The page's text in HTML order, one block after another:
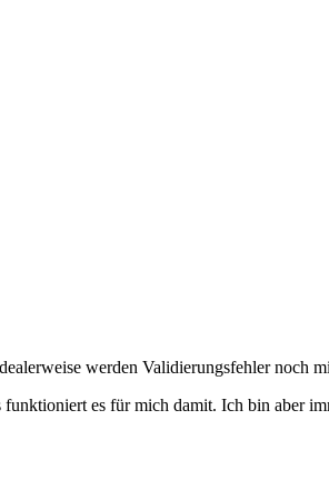
werden Validierungsfehler noch
es für mich damit. Ich bin aber